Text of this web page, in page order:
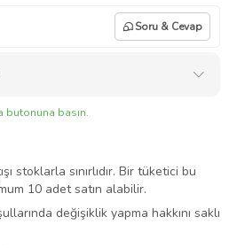
Soru & Cevap
butonuna basın.
stoklarla sınırlıdır. Bir tüketici bu
10 adet satın alabilir.
değişiklik yapma hakkını saklı